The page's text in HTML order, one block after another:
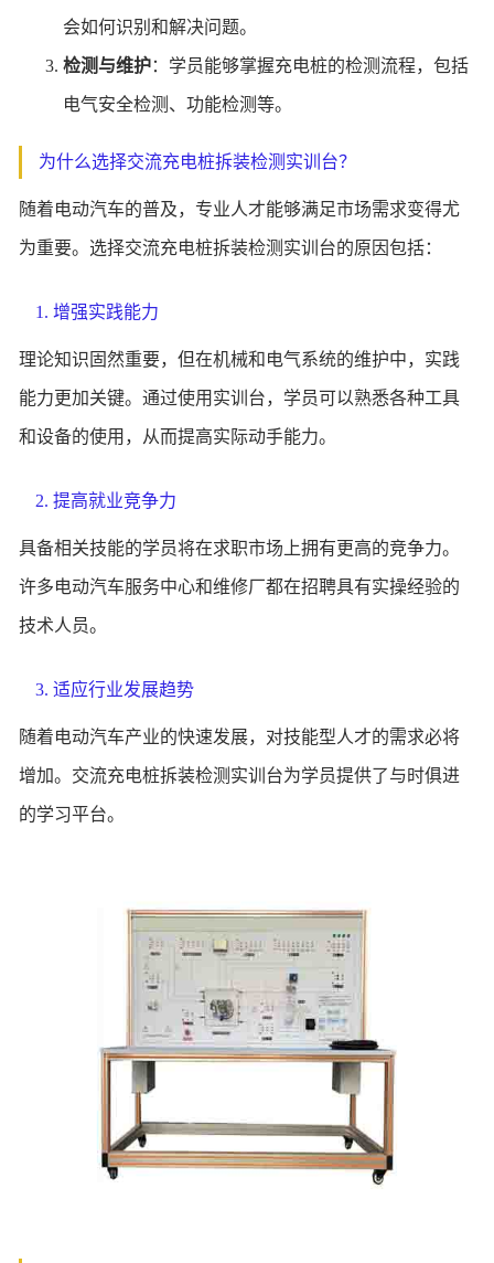
会如何识别和解决问题。
检测与维护：学员能够掌握充电桩的检测流程，包括
电气安全检测、功能检测等。
为什么选择交流充电桩拆装检测实训台？
随着电动汽车的普及，专业人才能够满足市场需求变得尤
为重要。选择交流充电桩拆装检测实训台的原因包括：
1. 增强实践能力
理论知识固然重要，但在机械和电气系统的维护中，实践
能力更加关键。通过使用实训台，学员可以熟悉各种工具
和设备的使用，从而提高实际动手能力。
2. 提高就业竞争力
具备相关技能的学员将在求职市场上拥有更高的竞争力。
许多电动汽车服务中心和维修厂都在招聘具有实操经验的
技术人员。
3. 适应行业发展趋势
随着电动汽车产业的快速发展，对技能型人才的需求必将
增加。交流充电桩拆装检测实训台为学员提供了与时俱进
的学习平台。